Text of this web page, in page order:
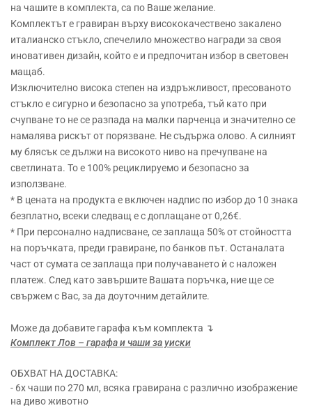
на чашите в комплекта, са по Ваше желание.
Комплектът е гравиран върху висококачествено закалено
италианско стъкло, спечелило множество награди за своя
иновативен дизайн, който е и предпочитан избор в световен
мащаб.
Изключително висока степен на издръжливост, пресованото
стъкло е сигурно и безопасно за употреба, тъй като при
счупване то не се разпада на малки парченца и значително се
намалява рискът от порязване. Не съдържа олово. А силният
му блясък се дължи на високото ниво на пречупване на
светлината. То е 100% рециклируемо и безопасно за
използване.
* В цената на продукта е включен надпис по избор до 10 знака
безплатно, всеки следващ е с доплащане от 0,26€.
* При персонално надписване, се заплаща 50% от стойността
на поръчката, преди гравиране, по банков път. Останалата
част от сумата се заплаща при получаването ѝ с наложен
платеж. След като завършите Вашата поръчка, ние ще се
свържем с Вас, за да доуточним детайлите.
Може да добавите гарафа към комплекта ↴
Комплект Лов – гарафа и чаши за уиски
ОБХВАТ НА ДОСТАВКА:
- 6x чаши по 270 мл, всяка гравирана с различно изображение
на диво животно